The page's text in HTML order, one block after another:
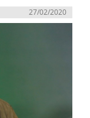
27/02/2020